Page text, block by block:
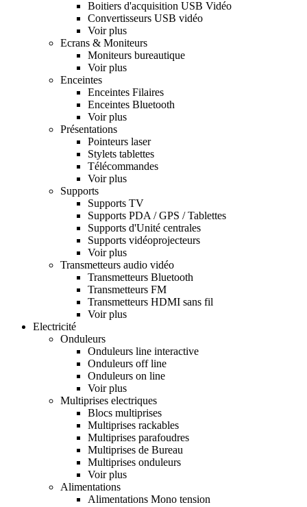
Boitiers d'acquisition USB Vidéo
Convertisseurs USB vidéo
Voir plus
Ecrans & Moniteurs
Moniteurs bureautique
Voir plus
Enceintes
Enceintes Filaires
Enceintes Bluetooth
Voir plus
Présentations
Pointeurs laser
Stylets tablettes
Télécommandes
Voir plus
Supports
Supports TV
Supports PDA / GPS / Tablettes
Supports d'Unité centrales
Supports vidéoprojecteurs
Voir plus
Transmetteurs audio vidéo
Transmetteurs Bluetooth
Transmetteurs FM
Transmetteurs HDMI sans fil
Voir plus
Electricité
Onduleurs
Onduleurs line interactive
Onduleurs off line
Onduleurs on line
Voir plus
Multiprises electriques
Blocs multiprises
Multiprises rackables
Multiprises parafoudres
Multiprises de Bureau
Multiprises onduleurs
Voir plus
Alimentations
Alimentations Mono tension